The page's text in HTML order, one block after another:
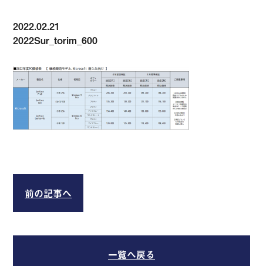
2022.02.21
2022Sur_torim_600
前の記事へ
一覧へ戻る